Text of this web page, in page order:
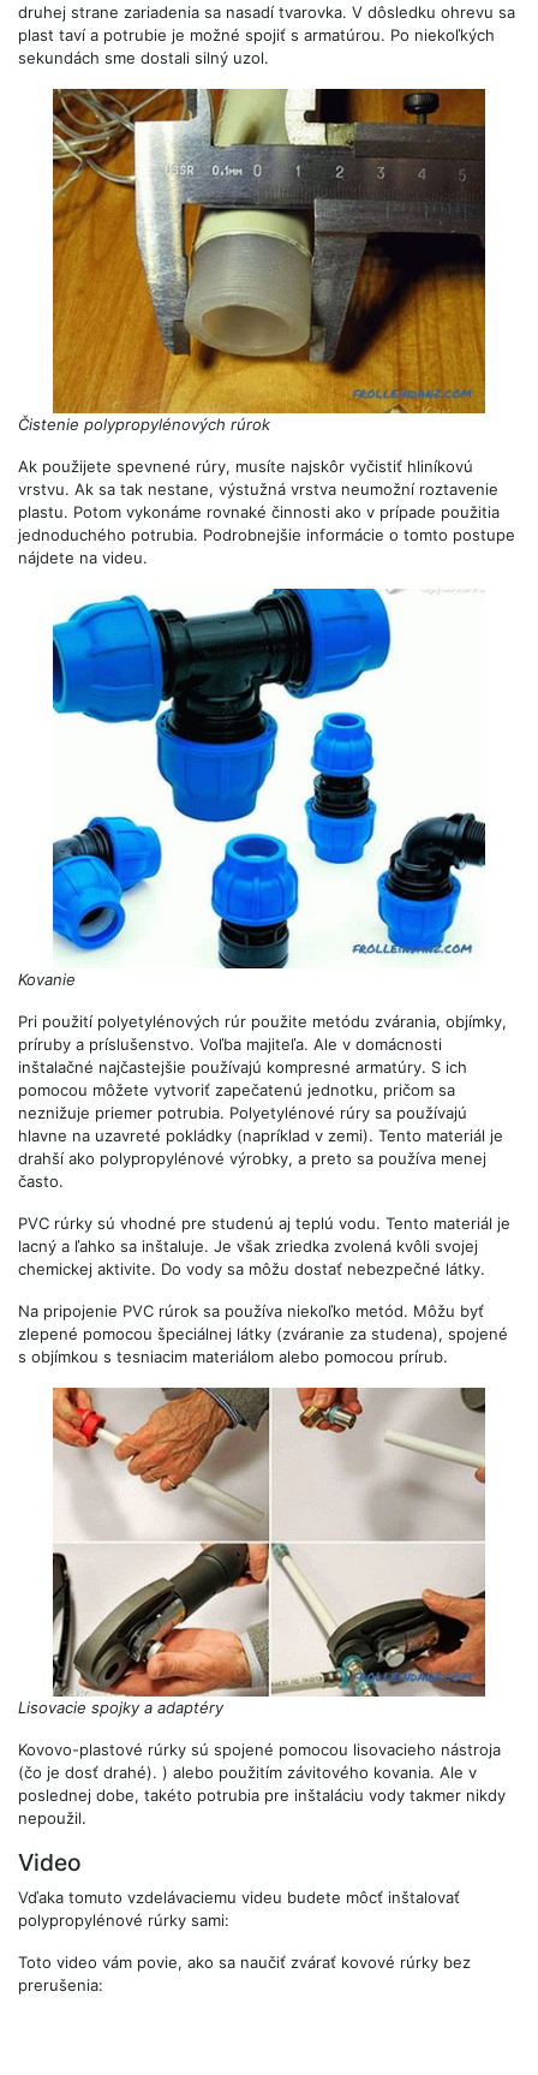
druhej strane zariadenia sa nasadí tvarovka. V dôsledku ohrevu sa
plast taví a potrubie je možné spojiť s armatúrou. Po niekoľkých
sekundách sme dostali silný uzol.
Čistenie polypropylénových rúrok
Ak použijete spevnené rúry, musíte najskôr vyčistiť hliníkovú
vrstvu. Ak sa tak nestane, výstužná vrstva neumožní roztavenie
plastu. Potom vykonáme rovnaké činnosti ako v prípade použitia
jednoduchého potrubia. Podrobnejšie informácie o tomto postupe
nájdete na videu.
Kovanie
Pri použití polyetylénových rúr použite metódu zvárania, objímky,
príruby a príslušenstvo. Voľba majiteľa. Ale v domácnosti
inštalačné najčastejšie používajú kompresné armatúry. S ich
pomocou môžete vytvoriť zapečatenú jednotku, pričom sa
neznižuje priemer potrubia. Polyetylénové rúry sa používajú
hlavne na uzavreté pokládky (napríklad v zemi). Tento materiál je
drahší ako polypropylénové výrobky, a preto sa používa menej
často.
PVC rúrky sú vhodné pre studenú aj teplú vodu. Tento materiál je
lacný a ľahko sa inštaluje. Je však zriedka zvolená kvôli svojej
chemickej aktivite. Do vody sa môžu dostať nebezpečné látky.
Na pripojenie PVC rúrok sa používa niekoľko metód. Môžu byť
zlepené pomocou špeciálnej látky (zváranie za studena), spojené
s objímkou ​​s tesniacim materiálom alebo pomocou prírub.
Lisovacie spojky a adaptéry
Kovovo-plastové rúrky sú spojené pomocou lisovacieho nástroja
(čo je dosť drahé). ) alebo použitím závitového kovania. Ale v
poslednej dobe, takéto potrubia pre inštaláciu vody takmer nikdy
nepoužil.
Video
Vďaka tomuto vzdelávaciemu videu budete môcť inštalovať
polypropylénové rúrky sami:
Toto video vám povie, ako sa naučiť zvárať kovové rúrky bez
prerušenia: